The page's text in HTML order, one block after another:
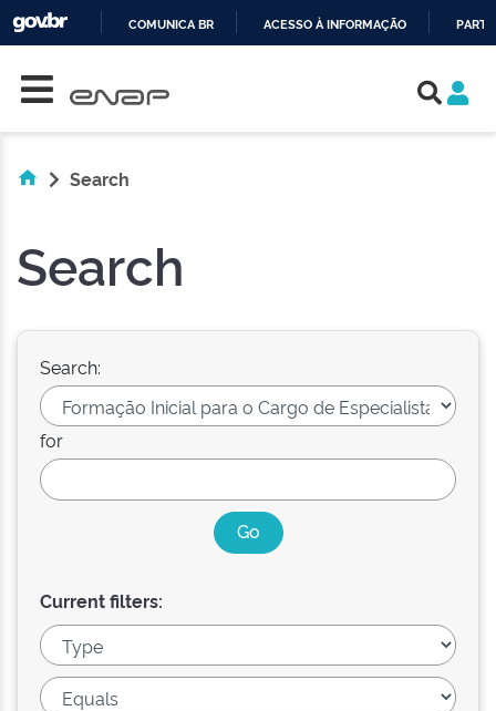
COMUNICA BR ACESSO À INFORMAÇÃO
Search
Search
Search:
for
Current filters: